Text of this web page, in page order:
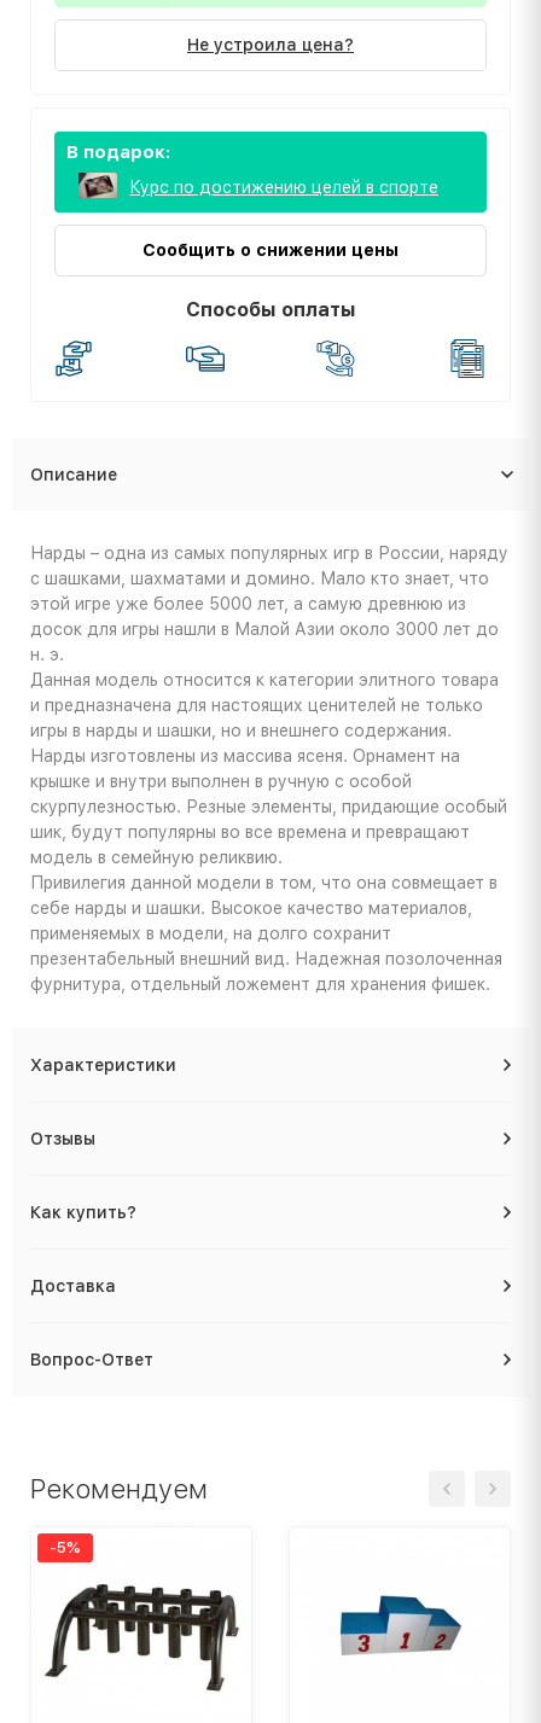
Не устроила цена?
В подарок:
Курс по достижению целей в спорте
Сообщить о снижении цены
Способы оплаты
Описание
Нарды – одна из самых популярных игр в России, наряду
с шашками, шахматами и домино. Мало кто знает, что
этой игре уже более 5000 лет, а самую древнюю из
досок для игры нашли в Малой Азии около 3000 лет до
н. э.
Данная модель относится к категории элитного товара
и предназначена для настоящих ценителей не только
игры в нарды и шашки, но и внешнего содержания.
Нарды изготовлены из массива ясеня. Орнамент на
крышке и внутри выполнен в ручную с особой
скурпулезностью. Резные элементы, придающие особый
шик, будут популярны во все времена и превращают
модель в семейную реликвию.
Привилегия данной модели в том, что она совмещает в
себе нарды и шашки. Высокое качество материалов,
применяемых в модели, на долго сохранит
презентабельный внешний вид. Надежная позолоченная
фурнитура, отдельный ложемент для хранения фишек.
Характеристики
Отзывы
Как купить?
Доставка
Вопрос-Ответ
Рекомендуем
-5%